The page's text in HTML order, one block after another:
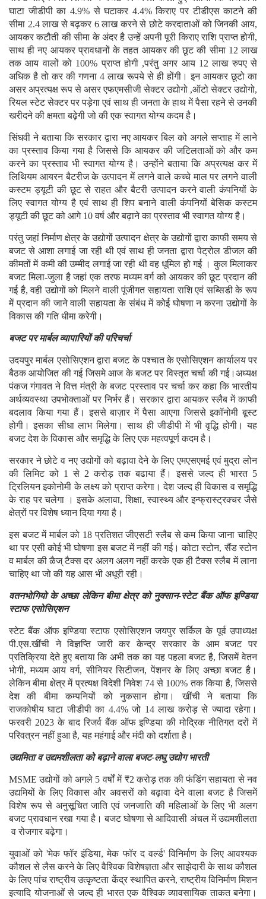
घाटा जीडीपी का 4.9% से घटाकर 4.4% किराए पर टीडीएस काटने की
सीमा 2.4 लाख से बढ़कर 6 लाख करने से छोटे करदाताओं को जिनकी आय,
आयकर कटौती की सीमा के अंदर है उन्हें अपनी पूरी किराए राशि प्राप्त होगी,
साथ ही नए आयकर प्रावधानों के तहत आयकर की छूट की सीमा 12 लाख
तक आय वालों को 100% प्राप्त होगी ,परंतु अगर आय 12 लाख रुपए से
अधिक है तो कर की गणना 4 लाख रूपये से ही होंगी। इन आयकर छूटो का
असर अप्रत्यक्ष रूप से असर एफएमसीजी सेक्टर उद्योगो ,ऑटो सेक्टर उद्योगो,
रियल स्टेट सेक्टर पर पड़ेगा एवं साथ ही जनता के हाथ में पैसा रहने से उनकी
खरीदने की क्षमता बढ़ेगी जो की एक स्वागत योग्य कदम है।
सिंघवी ने बताया कि सरकार द्वारा नए आयकर बिल को अगले सप्ताह में लाने
का प्रस्ताव किया गया है जिससे कि आयकर की जटिलताओं को और कम
करने का प्रस्ताव भी स्वागत योग्य है। उन्होंने बताया कि अप्रत्यक्ष कर में
लिथियम आयरन बैटरीज के उत्पादन में लगने वाले कच्चे माल पर लगने वाली
कस्टम ड्यूटी की छूट से राहत और बैटरी उत्पादन करने वाली कंपनियों के
लिए स्वागत योग्य है एवं साथ ही शिप बनाने वाली कंपनियों बेसिक कस्टम
ड्यूटी की छूट को आगे 10 वर्ष और बढ़ाने का प्रस्ताव भी स्वागत योग्य है।
परंतु जहां निर्माण क्षेत्र के उद्योगों उत्पादन क्षेत्र के उद्योगों द्वारा काफी समय से
बजट से आशा लगाई जा रही थी एवं साथ ही जनता द्वारा पेट्रोल डीजल की
कीमतों में कमी की उम्मीद लगाई जा रही थी वह धूमिल हो गई । कुल मिलाकर
बजट मिला-जुला है जहां एक तरफ मध्यम वर्ग को आयकर की छूट प्रदान की
गई है, वही उद्योगों को मिलने वाली पूंजीगत सहायता राशि एवं सब्सिडी के रूप
में प्रदान की जाने वाली सहायता के संबंध में कोई घोषणा न करना उद्योगों के
विकास की गति धीमा करेगी।
बजट पर मार्बल व्यापारियों की परिचर्चा
उदयपुर मार्बल एसोसिएशन द्वारा बजट के पश्चात के एसोसिएशन कार्यालय पर
बैठक आयोजित की गई जिसमे आज के बजट पर विस्तृत चर्चा की गई।अध्यक्ष
पंकज गंगावत ने वित्त मंत्री के बजट प्रस्ताव पर चर्चा कर कहा कि भारतीय
अर्थव्यवस्था उपभोक्ताओं पर निर्भर हैं। सरकार द्वारा आयकर स्लैब में काफी
बदलाव किया गया हैं। इससे बाज़ार में पैसा आएगा जिससे इकॉनोमी बूस्ट
होगी। इसका सीधा लाभ मिलेगा। साथ ही जीडीपी में भी वृद्धि होगी। यह
बजट देश के विकास और समृद्धि के लिए एक महत्वपूर्ण कदम है।
सरकार ने छोटे व नए उद्योगों को बढ़ावा देने के लिए एमएसएमई एवं मुद्रा लोन
की लिमिट को 1 से 2 करोड़ तक बढाया हैं। इससे जल्द ही भारत 5
ट्रिलियन इकोनोमी के लक्ष्य को प्राप्त करेगा। देश जल्द ही विकास व समृद्धि
के राह पर चलेगा । इसके अलावा, शिक्षा, स्वास्थ्य और इन्फ्रास्ट्रक्चर जैसे
क्षेत्रों पर विशेष ध्यान दिया गया है।
इस बजट में मार्बल को 18 प्रतिशत जीएसटी स्लैब से कम किया जाना चाहिए
था पर एसी कोई भी घोषणा इस बजट में नहीं की गई। कोटा स्टोन, सैंड स्टोन
व मार्बल की ळैज् टैक्स दर अलग अलग नहीं करके एक ही टैक्स स्लैब में लाना
चाहिए था जो की यह आस भी अधूरी रही।
वतनभोगियो के अच्छा लेकिन बीमा क्षेत्र को नुक्सान-स्टेट बैंक ऑफ इण्डिया
स्टाफ एसोसिएशन
स्टेट बैंक ऑफ इण्डिया स्टाफ एसोसिएशन जयपुर सर्किल के पूर्व उपाध्यक्ष
पी.एस.खींची ने विज्ञप्ति जारी कर केन्द्र सरकार के आम बजट पर
प्रतिक्रिया देते हुए बताया कि अभी तक का यह पहला बजट है, जिसमें वेतन
भोगी, मध्यम आय वर्ग, सीनियर सिटीजन, पेंशनर के लिए अच्छा बजट है।
लेकिन बीमा क्षेत्र में प्रत्यक्ष विदेशी निवेश 74 से 100% तक किया है, जिससे
देश की बीमा कम्पनियों को नुकसान होगा। खींची ने बताया कि
राजकोषीय घाटा जीडीपी का 4.4% जो 14 लाख करोड़ से ज्यादा रहेगा।
फरवरी 2023 के बाद रिजर्व बैंक ऑफ इण्डिया की मोद्रिक नीतिगत दरों में
परिवत्रन नहीं हुआ है, यह महंगाई और मंदी को दर्शाता है।
उद्यमिता व उद्यमशीलता को बढ़ाने वाला बजट-लघु उद्योग भारती
MSME उद्योगों को अगले 5 वर्षों में ₹2 करोड़ तक की फंडिंग सहायता से नव
उद्यमियों के लिए विकास और अवसरों को बढ़ावा देने वाला बजट है जिसमें
विशेष रूप से अनुसूचित जाति एवं जनजाति की महिलाओं के लिए भी अलग
बजट प्रावधान रखा गया है। बजट घोषणा से आदिवासी अंचल में उद्यमशीलता
व रोजगार बढ़ेगा।
युवाओं को 'मेक फॉर इंडिया, मेक फॉर द वर्ल्ड' विनिर्माण के लिए आवश्यक
कौशल से लैस करने के लिए वैश्विक विशेषज्ञता और साझेदारी के साथ कौशल
के लिए पांच राष्ट्रीय उत्कृष्टता केंद्र स्थापित करने, राष्ट्रीय विनिर्माण मिशन
इत्यादि योजनाओं से जल्द ही भारत एक वैश्विक व्यावसायिक ताकत बनेगा।